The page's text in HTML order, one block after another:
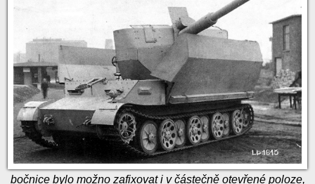
bočnice bylo možno zafixovat i v částečně otevřené poloze,